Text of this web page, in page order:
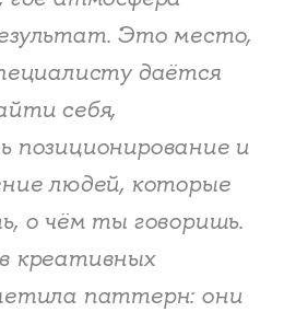
Это место,
даётся
себя,
позиционирование и
людей, которые
о чём ты говоришь.
креативных
паттерн: они